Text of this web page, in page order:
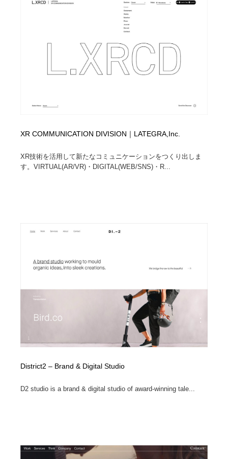
XR COMMUNICATION DIVISION｜LATEGRA,Inc.
XR技術を活用して新たなコミュニケーションをつくり出しま
す。VIRTUAL(AR/VR)・DIGITAL(WEB/SNS)・R...
District2 – Brand & Digital Studio
D2 studio is a brand & digital studio of award-winning tale...